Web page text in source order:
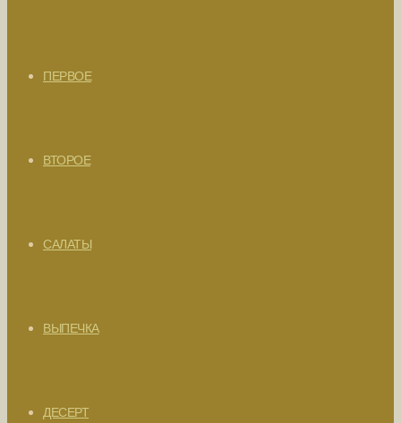
ПЕРВОЕ
ВТОРОЕ
САЛАТЫ
ВЫПЕЧКА
ДЕСЕРТ